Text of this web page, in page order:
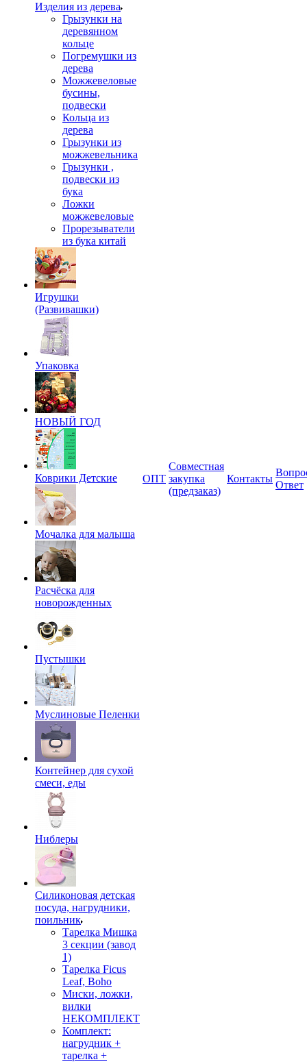
Изделия из дерева
Грызунки на
деревянном
кольце
Погремушки из
дерева
Можжевеловые
бусины,
подвески
Кольца из
дерева
Грызунки из
можжевельника
Грызунки ,
подвески из
бука
Ложки
можжевеловые
Прорезыватели
из бука китай
Игрушки
(Развивашки)
Упаковка
НОВЫЙ ГОД
Коврики Детские
Мочалка для малыша
Расчёска для
новорожденных
Пустышки
Муслиновые Пеленки
Контейнер для сухой
смеси, еды
Ниблеры
Силиконовая детская
посуда, нагрудники,
поильник
Тарелка Мишка
3 секции (завод
1)
Тарелка Ficus
Leaf, Boho
Миски, ложки,
вилки
НЕКОМПЛЕКТ
Комплект:
нагрудник +
тарелка +
ОПТ
Совместная
закупка
(предзаказ)
Контакты
Ответ